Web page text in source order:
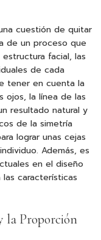
cuestión de quitar
de un proceso que
facial, las
de cada
tener en cuenta la
ojos, la línea de las
resultado natural y
de la simetría
lograr unas cejas
Además, es
en el diseño
características
la Proporción